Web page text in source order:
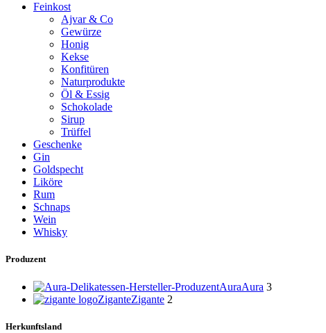
Feinkost
Ajvar & Co
Gewürze
Honig
Kekse
Konfitüren
Naturprodukte
Öl & Essig
Schokolade
Sirup
Trüffel
Geschenke
Gin
Goldspecht
Liköre
Rum
Schnaps
Wein
Whisky
Produzent
AuraAura 3
ZiganteZigante 2
Herkunftsland